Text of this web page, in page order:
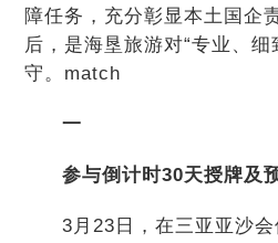
障任务，充分彰显本土国企
后，是海垦旅游对“专业、细
守。match
一
参与倒计时30天授牌及
3月23日，在三亚亚沙